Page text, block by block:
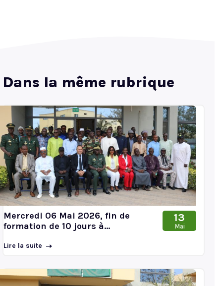
Dans la même rubrique
Mercredi 06 Mai 2026, fin de
formation de 10 jours à...
13
Mai
Lire la suite